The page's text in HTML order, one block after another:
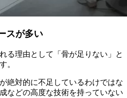
スが多い
る理由として「骨が足りない」と
。
絶対的に不足しているわけではな
などの高度な技術を持っていない